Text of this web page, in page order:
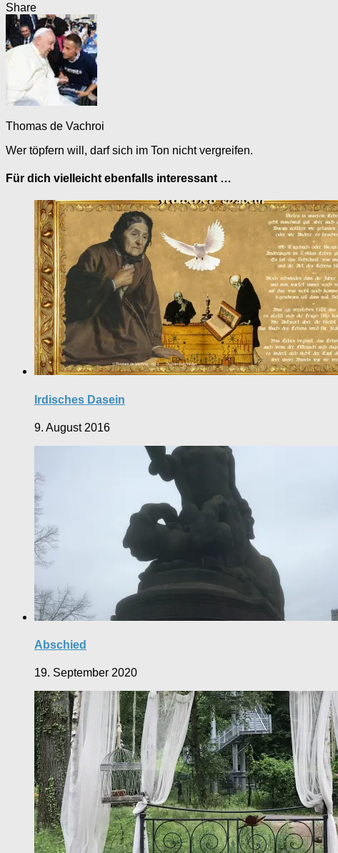
Share
Thomas de Vachroi
Wer töpfern will, darf sich im Ton nicht vergreifen.
Für dich vielleicht ebenfalls interessant …
Irdisches Dasein
9. August 2016
Abschied
19. September 2020